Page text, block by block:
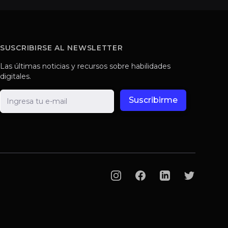
SUSCRIBIRSE AL NEWSLETTER
Las últimas noticias y recursos sobre habilidades
digitales.
E-mail
Suscribirme
InstagramFacebookLinkedInTwitter